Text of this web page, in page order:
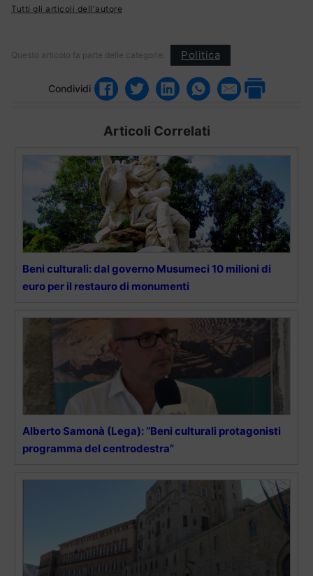
Tutti gli articoli dell'autore
Questo articolo fa parte delle categorie: Politica
Condividi
Articoli Correlati
Beni culturali: dal governo Musumeci 10 milioni di
euro per il restauro di monumenti
Alberto Samonà (Lega): “Beni culturali protagonisti
programma del centrodestra”